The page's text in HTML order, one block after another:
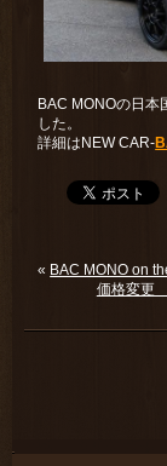
BAC MONOの日本
した。
詳細はNEW CAR-
« BAC MONO on
価格変更